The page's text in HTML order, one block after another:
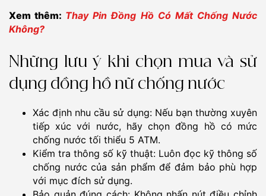
Xem thêm: Thay Pin Đồng Hồ Có Mất Chống Nước
Không?
Những lưu ý khi chọn mua và sử
dụng đồng hồ nữ chống nước
Xác định nhu cầu sử dụng: Nếu bạn thường xuyên
tiếp xúc với nước, hãy chọn đồng hồ có mức
chống nước tối thiểu 5 ATM.
Kiểm tra thông số kỹ thuật: Luôn đọc kỹ thông số
chống nước của sản phẩm để đảm bảo phù hợp
với mục đích sử dụng.